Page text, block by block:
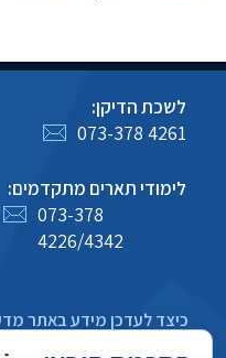
לשכת הדיקן:
073-378 4261
לימודי תארים מתקדמים:
073-378
4226/4342
כיצד לעדכן מידע באתר